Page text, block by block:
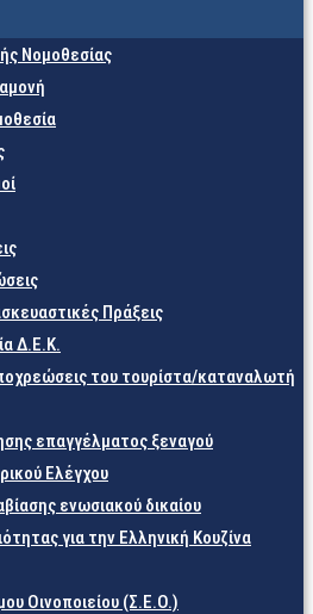
Νομοθεσίας
Πράξεις
Δ.Ε.Κ.
του τουρίστα/καταναλωτή
επαγγέλματος ξεναγού
Ελέγχου
ενωσιακού δικαίου
για την Ελληνική Κουζίνα
Οινοποιείου (Σ.Ε.Ο.)